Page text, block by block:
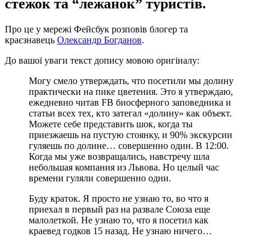
стежок та “лежанок” туристів.
Про це у мережі Фейсбук розповів блогер та
краєзнавець Олександр Богданов.
До вашої уваги текст допису мовою оригіналу:
Могу смело утверждать, что посетили мы долину
практически на пике цветения. Это я утверждаю,
ежедневно читав FB биосферного заповедника и
статьи всех тех, кто затегал «долину» как объект.
Можете себе представить шок, когда ты
приезжаешь на пустую стоянку, и 90% экскурсии
гуляешь по долине… совершенно один. В 12:00.
Когда мы уже возвращались, навстречу шла
небольшая компания из Львова. Но целый час
времени гуляли совершенно одни.
Буду краток. Я просто не узнаю то, во что я
приехал в первый раз на развале Союза еще
малолеткой. Не узнаю то, что я посетил как
краевед годков 15 назад. Не узнаю ничего…